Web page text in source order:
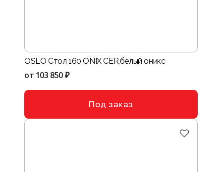
OSLO Стол 160 ONIX CER,белый оникс
от 103 850 ₽
Под заказ